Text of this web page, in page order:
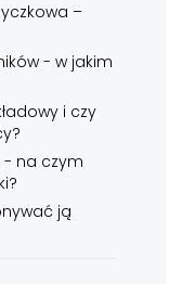
–
- w jakim
i czy
- na czym
ją